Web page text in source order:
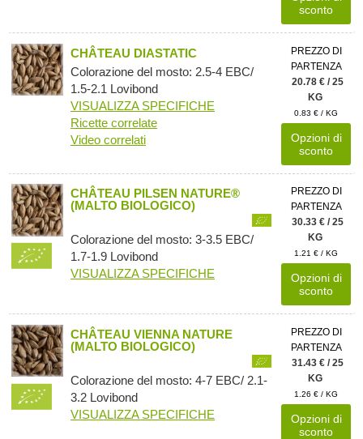
sconto
CHÂTEAU DIASTATIC
Colorazione del mosto: 2.5-4 EBC/
1.5-2.1 Lovibond
VISUALIZZA SPECIFICHE
Ricette correlate
Video correlati
PREZZO DI
PARTENZA
20.78 € / 25
KG
0.83 € / KG
Opzioni di
sconto
CHÂTEAU PILSEN NATURE®
(MALTO BIOLOGICO)
Colorazione del mosto: 3-3.5 EBC/
1.7-1.9 Lovibond
VISUALIZZA SPECIFICHE
PREZZO DI
PARTENZA
30.33 € / 25
KG
1.21 € / KG
Opzioni di
sconto
CHÂTEAU VIENNA NATURE
(MALTO BIOLOGICO)
Colorazione del mosto: 4-7 EBC/ 2.1-
3.2 Lovibond
VISUALIZZA SPECIFICHE
PREZZO DI
PARTENZA
31.43 € / 25
KG
1.26 € / KG
Opzioni di
sconto